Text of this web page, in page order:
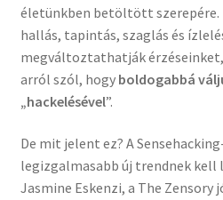
életünkben betöltött szerepére.
hallás, tapintás, szaglás és
megváltoztathatják
arról szól, hogy boldogabbá
„hackelésével”.
De mit jelent ez? A
legizgalmasabb új trendnek kell
Jasmine Eskenzi, a The